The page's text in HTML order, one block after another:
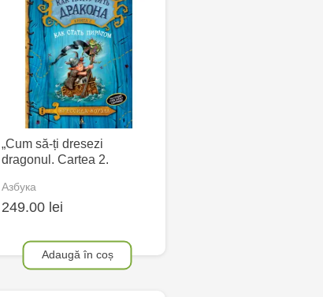
„Cum să-ți dresezi
dragonul. Cartea 2.
Азбука
249.00 lei
Adaugă în coș